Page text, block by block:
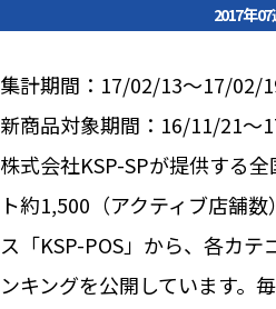
2017年07
集計期間：17/02/13～17/02/
新商品対象期間：16/11/21～
株式会社KSP-SPが提供する
ト約1,500（アクティブ店舗
ス「KSP-POS」から、各カ
ンキングを公開しています。